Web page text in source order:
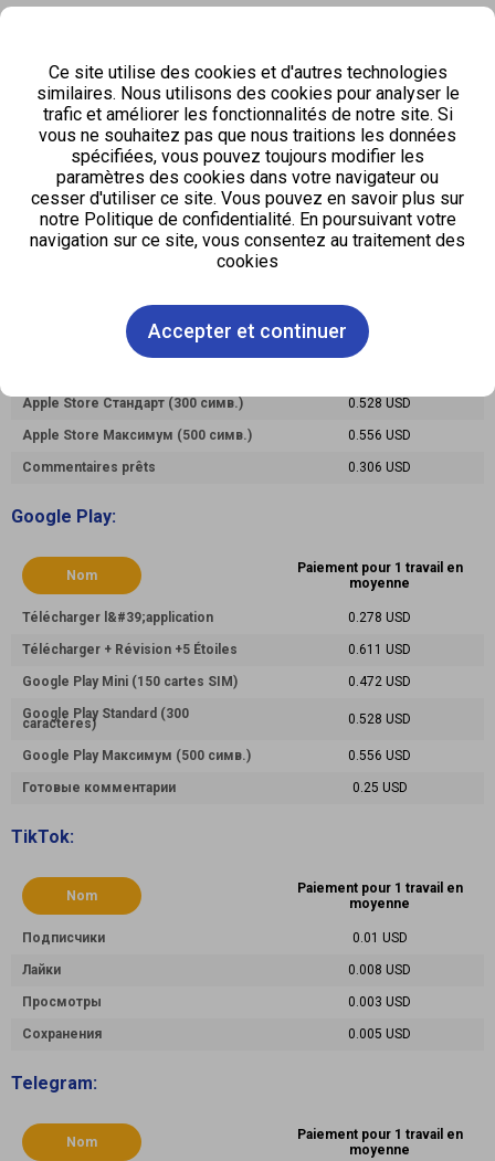
Подписчики 0.006 USD
Просмотры 0.001 USD
Просмотры канала 0.014 USD
Apple Store:
Скачать + Отзыв +5 Звезд 0.611 USD
Скачать приложение 0.278 USD
Apple Store Стандарт (300 симв.) 0.528 USD
Apple Store Максимум (500 симв.) 0.556 USD
Commentaires prêts 0.306 USD
Google Play:
Nom
Paiement pour 1 travail en
moyenne
Télécharger l&#39;application 0.278 USD
Télécharger + Révision +5 Étoiles 0.611 USD
Google Play Mini (150 cartes SIM) 0.472 USD
Google Play Standard (300
caractères) 0.528 USD
Google Play Максимум (500 симв.) 0.556 USD
Готовые комментарии 0.25 USD
TikTok:
Nom
Paiement pour 1 travail en
moyenne
Подписчики 0.01 USD
Лайки 0.008 USD
Просмотры 0.003 USD
Сохранения 0.005 USD
Telegram:
Nom
Paiement pour 1 travail en
moyenne
Ce site utilise des cookies et d'autres technologies
similaires. Nous utilisons des cookies pour analyser le
trafic et améliorer les fonctionnalités de notre site. Si
vous ne souhaitez pas que nous traitions les données
spécifiées, vous pouvez toujours modifier les
paramètres des cookies dans votre navigateur ou
cesser d'utiliser ce site. Vous pouvez en savoir plus sur
notre Politique de confidentialité. En poursuivant votre
navigation sur ce site, vous consentez au traitement des
cookies
Accepter et continuer